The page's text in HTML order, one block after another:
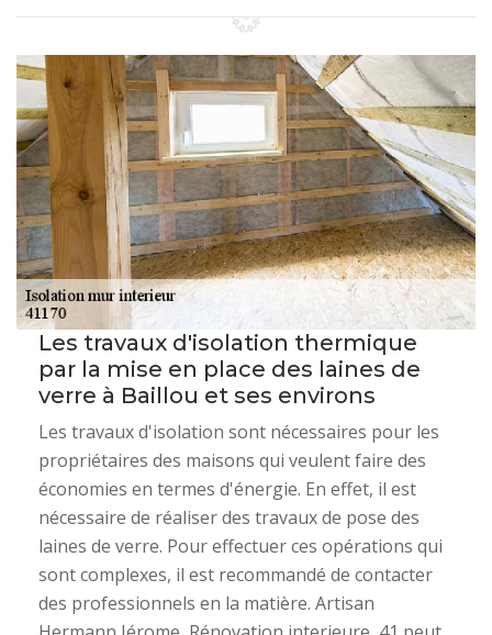
Les travaux d'isolation thermique
par la mise en place des laines de
verre à Baillou et ses environs
Les travaux d'isolation sont nécessaires pour les
propriétaires des maisons qui veulent faire des
économies en termes d'énergie. En effet, il est
nécessaire de réaliser des travaux de pose des
laines de verre. Pour effectuer ces opérations qui
sont complexes, il est recommandé de contacter
des professionnels en la matière. Artisan